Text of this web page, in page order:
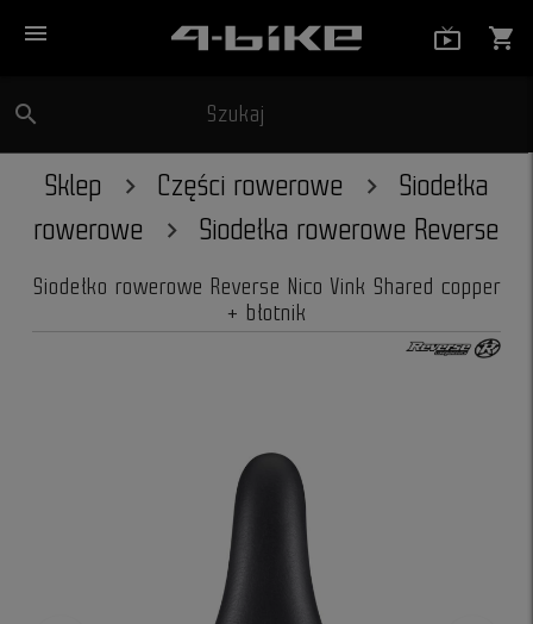
menu shopping_cart
search Szukaj
Sklep Części rowerowe
Siodełka
rowerowe
Siodełka rowerowe Reverse
Siodełko rowerowe Reverse Nico Vink Shared copper
+ błotnik